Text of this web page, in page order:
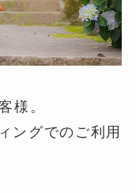
様。
ングでのご利用